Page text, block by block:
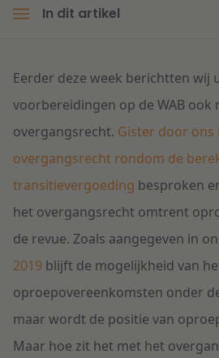
Onderwijs
In dit artikel
Eerder deze week berichtten wij
voorbereidingen op de WAB ook
overgangsrecht. Gister door ons
overgangsrecht rondom de
transitievergoeding besproken
het overgangsrecht omtrent
de revue. Zoals aangegeven in
2019 blijft de mogelijkheid van
oproepovereenkomsten onder
maar wordt de positie van
Maar hoe zit het met het